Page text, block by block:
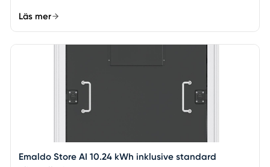
Läs mer
Emaldo Store AI 10.24 kWh inklusive standard